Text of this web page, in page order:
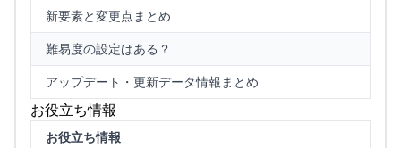
新要素と変更点まとめ
難易度の設定はある？
アップデート・更新データ情報まとめ
お役立ち情報
お役立ち情報